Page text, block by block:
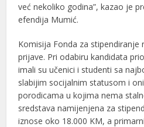
već nekoliko godina”, kazao je
efendija Mumić.
Komisija Fonda za stipendiranje
prijave. Pri odabiru kandidata
imali su učenici i studenti sa
slabijim socijalnim statusom i
porodicama u kojima nema
sredstava namijenjena za
iznose oko 18.000 KM, a